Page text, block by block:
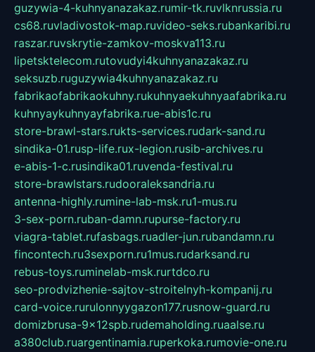
guzywia-4-kuhnyanazakaz.rumir-tk.ruvlknrussia.ru
cs68.ruvladivostok-map.ruvideo-seks.rubankaribi.ru
raszar.ruvskrytie-zamkov-moskva113.ru
lipetsktelecom.rutovudyi4kuhnyanazakaz.ru
seksuzb.ruguzywia4kuhnyanazakaz.ru
fabrikaofabrikaokuhny.rukuhnyaekuhnyaafabrika.ru
kuhnyaykuhnyayfabrika.rue-abis1c.ru
store-brawl-stars.rukts-services.rudark-sand.ru
sindika-01.rusp-life.rux-legion.rusib-archives.ru
e-abis-1-c.rusindika01.ruvenda-festival.ru
store-brawlstars.rudooraleksandria.ru
antenna-highly.rumine-lab-msk.ru1-mus.ru
3-sex-porn.ruban-damn.rupurse-factory.ru
viagra-tablet.rufasbags.ruadler-jun.rubandamn.ru
fincontech.ru3sexporn.ru1mus.rudarksand.ru
rebus-toys.ruminelab-msk.rurtdco.ru
seo-prodvizhenie-sajtov-stroitelnyh-kompanij.ru
card-voice.rurulonnyygazon177.rusnow-guard.ru
domizbrusa-9x12spb.rudemaholding.ruaalse.ru
a380club.ruargentinamia.ruperkoka.rumovie-one.ru